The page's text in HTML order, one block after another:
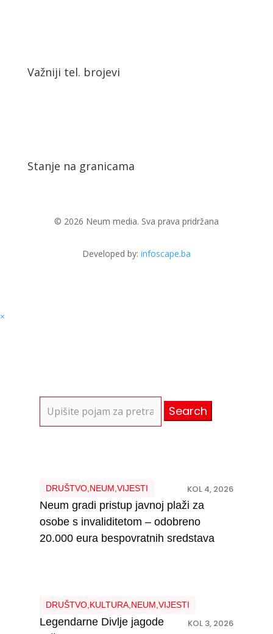
Važniji tel. brojevi
Stanje na granicama
© 2026 Neum media. Sva prava pridržana
Developed by: infoscape.ba
×
for:
DRUŠTVO, NEUM VIJESTI KOL 4, 2026
Neum gradi pristup javnoj plaži za
osobe s invaliditetom – odobreno
20.000 eura bespovratnih sredstava
DRUŠTVO, KULTURA, NEUM VIJESTI
KOL 3, 2026
Legendarne Divlje jagode